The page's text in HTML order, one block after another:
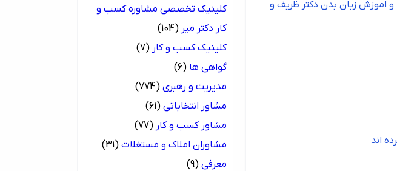
و اموزش زبان بدن دکتر ظریف و
اند
کلینیک تخصصی مشاوره کسب و
کار دکتر میر (104)
کلینیک کسب و کار (7)
گواهی ها (6)
مدیریت و رهبری (774)
مشاور انتخاباتی (61)
مشاور کسب و کار (77)
مشاوران املاک و مستغلات (31)
معرفی (9)